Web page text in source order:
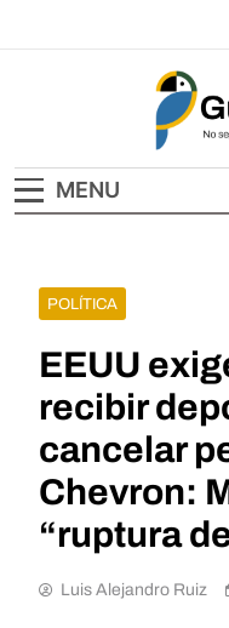
MENU
POLÍTICA
EEUU
recibir
cancelar
Chevron:
“ruptura
Luis Alejandro Ruiz